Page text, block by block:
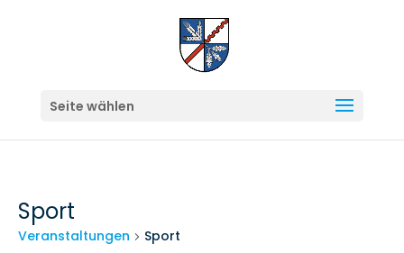
Seite wählen
Sport
Veranstaltungen Sport